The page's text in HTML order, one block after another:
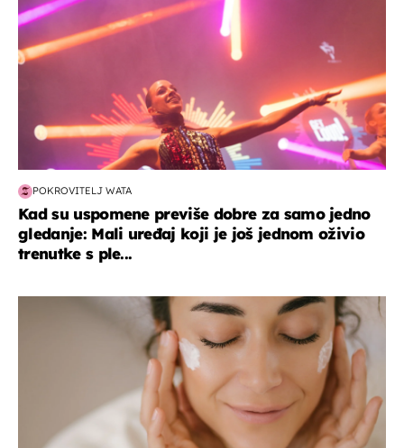
POKROVITELJ WATA
Kad su uspomene previše dobre za samo jedno
gledanje: Mali uređaj koji je još jednom oživio
trenutke s ple...
moda & ljepota